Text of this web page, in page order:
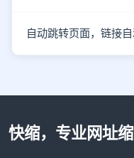
自动跳转页面，链接
快缩，专业网址